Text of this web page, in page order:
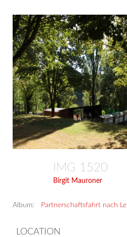
IMG 1520
Birgit Mauroner
Album: Partnerschaftsfahrt nach
LOCATION